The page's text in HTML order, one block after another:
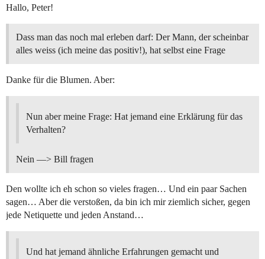
Hallo, Peter!
Dass man das noch mal erleben darf: Der Mann, der scheinbar
alles weiss (ich meine das positiv!), hat selbst eine Frage
Danke für die Blumen. Aber:
Nun aber meine Frage: Hat jemand eine Erklärung für das
Verhalten?
Nein —> Bill fragen
Den wollte ich eh schon so vieles fragen… Und ein paar Sachen
sagen… Aber die verstoßen, da bin ich mir ziemlich sicher, gegen
jede Netiquette und jeden Anstand…
Und hat jemand ähnliche Erfahrungen gemacht und